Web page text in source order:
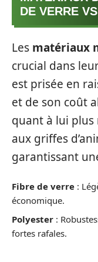
DE VERRE
Les matériaux
crucial dans
est prisée en
et de son coût
quant à lui
aux griffes
garantissant
Fibre de verre :
économique.
Polyester :
fortes rafales.